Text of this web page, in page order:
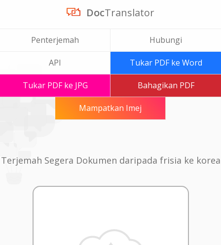
DocTranslator
Penterjemah Hubungi
API Tukar PDF ke Word
Tukar PDF ke JPG Bahagikan PDF
Mampatkan Imej
Terjemah Segera Dokumen daripada frisia ke korea